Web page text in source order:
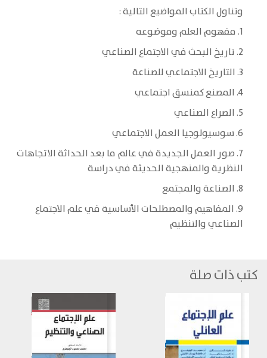
وتناول الكتاب المواضيع التالية :
1. مفهوم العلم وموضوعه
2. تاريخ البحث في الاجتماع الصناعي
3. التاريخ الاجتماعي للصناعة
4. المصنع كمنسق اجتماعي
5. الصراع الصناعي
6. سوسيولوجيا العمل الاجتماعي
7. صور العمل الجديدة في عالم ما بعد الحداثة الاتجاهات
النظرية والمنهجية الحديثة في دراسة
8. الصناعة والمجتمع
9. المفاهيم والمصطلحات الأساسية في علم الاجتماع
الصناعي والتنظيم
كتب ذات صلة